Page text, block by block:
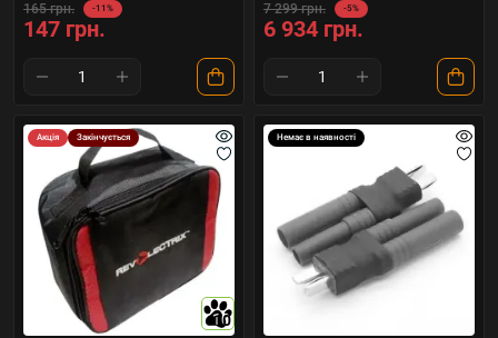
165 грн. -11%
147 грн.
7 299 грн. -5%
6 934 грн.
Акція Закінчується
10
Немає в наявності